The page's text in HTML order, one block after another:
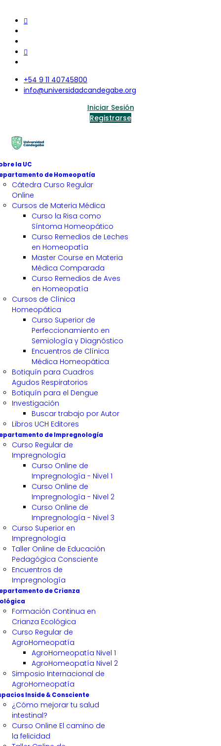
+54 9 11 40745800
info@universidadcandegabe.org
Iniciar Sesión
Registrarse
la UC
de Homeopatía
Cátedra Curso Regular
Online
Cursos de Materia Médica
Curso la Risa como
Síntoma Homeopático
Curso Remedios de Leches
en Homeopatía
Master Course en Materia
Médica Comparada
Curso Remedios de Aves
en Homeopatía
Cursos de Clínica
Homeopática
Curso Superior de
Perfeccionamiento en
Semiología y Diagnóstico
Encuentros de Clínica
Médica Homeopática
Botiquín para Cuadros
Agudos Respiratorios
Botiquín para el Dengue
Investigación
Buscar trabajo por Autor
Libros UCH Editores
de Impregnología
Curso Regular de
Impregnología
Curso Online de
Impregnología - Nivel 1
Curso Online de
Impregnología - Nivel 2
Curso Online de
Impregnología - Nivel 3
Curso Superior en
Impregnología
Taller Online de Educación
Pedagógica Consciente
Encuentros de
Impregnología
de Crianza
Formación Continua en
Crianza Ecológica
Curso Regular de
AgroHomeopatía
AgroHomeopatía Nivel 1
AgroHomeopatía Nivel 2
Simposio Internacional de
AgroHomeopatía
Inside & Consciente
¿Cómo mejorar tu salud
intestinal?
Curso Online El camino de
la felicidad